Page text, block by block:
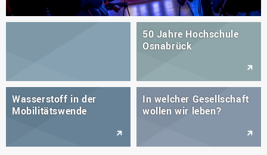
50 Jahre Hochschule
Osnabrück
Wasserstoff in der
Mobilitätswende
In welcher Gesellschaft
wollen wir leben?